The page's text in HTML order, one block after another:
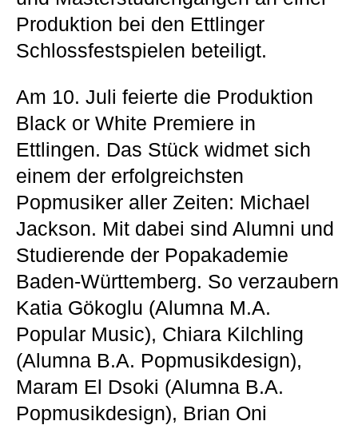
Produktion bei den Ettlinger
Schlossfestspielen beteiligt.
Am 10. Juli feierte die Produktion
Black or White Premiere in
Ettlingen. Das Stück widmet sich
einem der erfolgreichsten
Popmusiker aller Zeiten: Michael
Jackson. Mit dabei sind Alumni und
Studierende der Popakademie
Baden-Württemberg. So verzaubern
Katia Gökoglu (Alumna M.A.
Popular Music), Chiara Kilchling
(Alumna B.A. Popmusikdesign),
Maram El Dsoki (Alumna B.A.
Popmusikdesign), Brian Oni